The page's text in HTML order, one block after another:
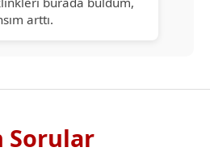
arttı.
Sorular